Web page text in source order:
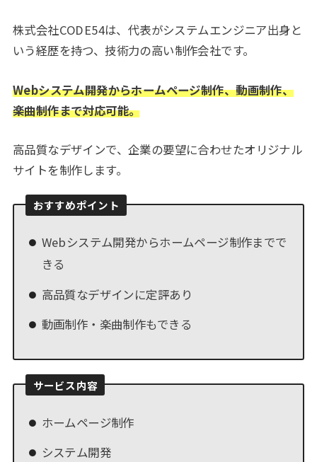
株式会社CODE54は、代表がシステムエンジニア出身と
いう経歴を持つ、技術力の高い制作会社です。
Webシステム開発からホームページ制作、動画制作、
楽曲制作まで対応可能。
高品質なデザインで、企業の要望に合わせたオリジナル
サイトを制作します。
おすすめポイント
Webシステム開発からホームページ制作までで
きる
高品質なデザインに定評あり
動画制作・楽曲制作もできる
サービス内容
ホームページ制作
システム開発